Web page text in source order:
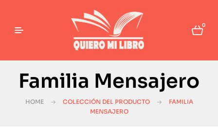
0
Familia Mensajero
HOME COLECCIÓN DEL PRODUCTO
FAMILIA
MENSAJERO